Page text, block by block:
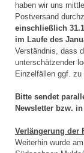
haben wir uns
Postversand
einschließlich
im Laufe des
Verständnis, dass
unterschätzender
Einzelfällen ggf. zu
Bitte sendet
Newsletter bzw.
Verlängerung der
Weiterhin wurde